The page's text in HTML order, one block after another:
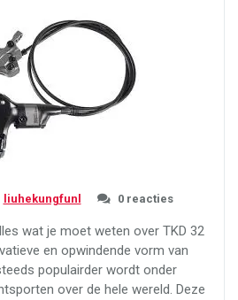
liuhekungfunl 0 reacties
wat je moet weten over TKD 32
en opwindende vorm van
populairder wordt onder
over de hele wereld. Deze